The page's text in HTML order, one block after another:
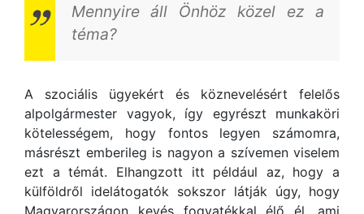
Mennyire áll Önhöz közel ez a
téma?
A szociális ügyekért és köznevelésért felelős
alpolgármester vagyok, így egyrészt munkaköri
kötelességem, hogy fontos legyen számomra,
másrészt emberileg is nagyon a szívemen viselem
ezt a témát. Elhangzott itt például az, hogy a
külföldről idelátogatók sokszor látják úgy, hogy
Magyarországon kevés fogyatékkal élő él, ami